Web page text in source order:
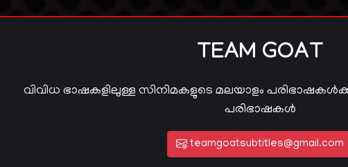
TEAM GOAT
വിവിധ ഭാഷകളിലുള്ള സിനിമകളുടെ മലയാളം
പരിഭാഷകൾ
teamgoatsubtitles@gmail.com